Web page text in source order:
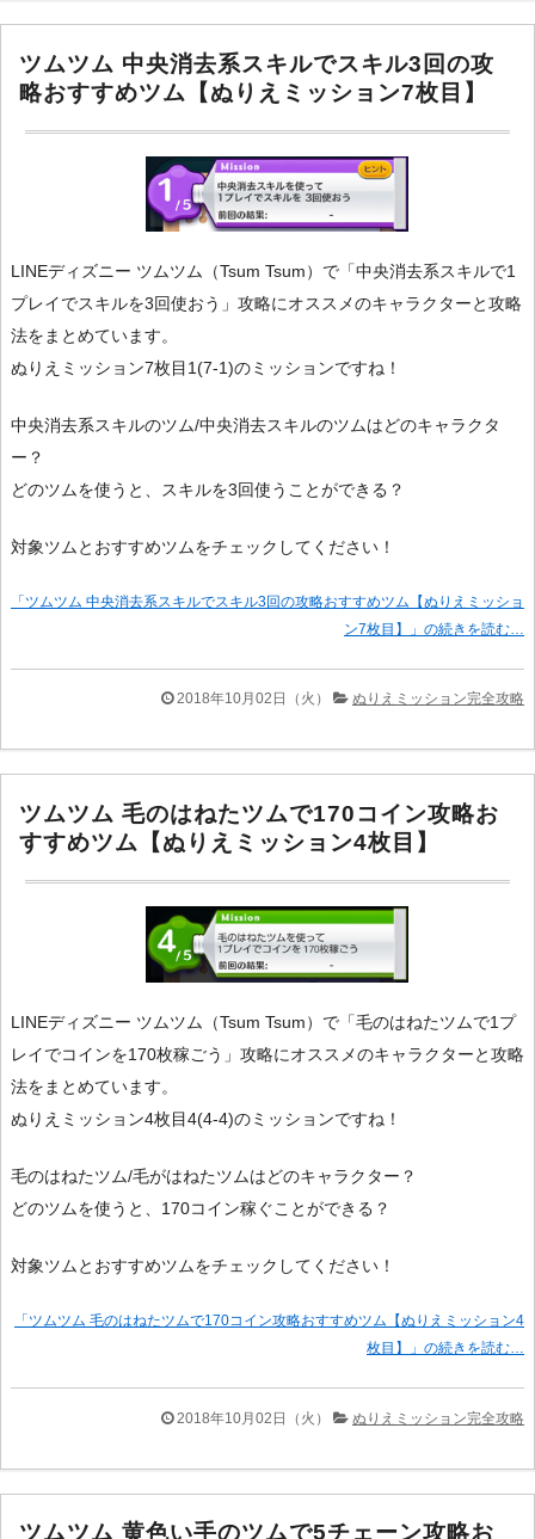
ツムツム 中央消去系スキルでスキル3回の攻
略おすすめツム【ぬりえミッション7枚目】
LINEディズニー ツムツム（Tsum Tsum）で「中央消去系スキルで1
プレイでスキルを3回使おう」攻略にオススメのキャラクターと攻略
法をまとめています。
ぬりえミッション7枚目1(7-1)のミッションですね！
中央消去系スキルのツム/中央消去スキルのツムはどのキャラクタ
ー？
どのツムを使うと、スキルを3回使うことができる？
対象ツムとおすすめツムをチェックしてください！
「ツムツム 中央消去系スキルでスキル3回の攻略おすすめツム【ぬりえミッショ
ン7枚目】」の続きを読む…
2018年10月02日（火） ぬりえミッション完全攻略
ツムツム 毛のはねたツムで170コイン攻略お
すすめツム【ぬりえミッション4枚目】
LINEディズニー ツムツム（Tsum Tsum）で「毛のはねたツムで1プ
レイでコインを170枚稼ごう」攻略にオススメのキャラクターと攻略
法をまとめています。
ぬりえミッション4枚目4(4-4)のミッションですね！
毛のはねたツム/毛がはねたツムはどのキャラクター？
どのツムを使うと、170コイン稼ぐことができる？
対象ツムとおすすめツムをチェックしてください！
「ツムツム 毛のはねたツムで170コイン攻略おすすめツム【ぬりえミッション4
枚目】」の続きを読む…
2018年10月02日（火） ぬりえミッション完全攻略
ツムツム 黄色い手のツムで5チェーン攻略お